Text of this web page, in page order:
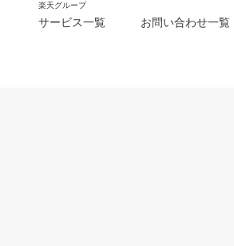
楽天グループ
サービス一覧 お問い合わせ一覧